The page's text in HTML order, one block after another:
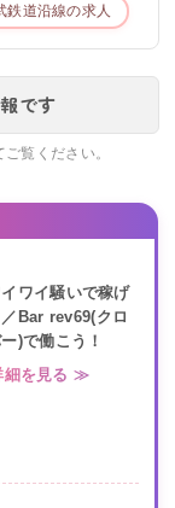
鉄道沿線の求人
です
覧ください。
ワイ騒いで稼げ
／Bar rev69(クロ
)で働こう！
細を見る ≫